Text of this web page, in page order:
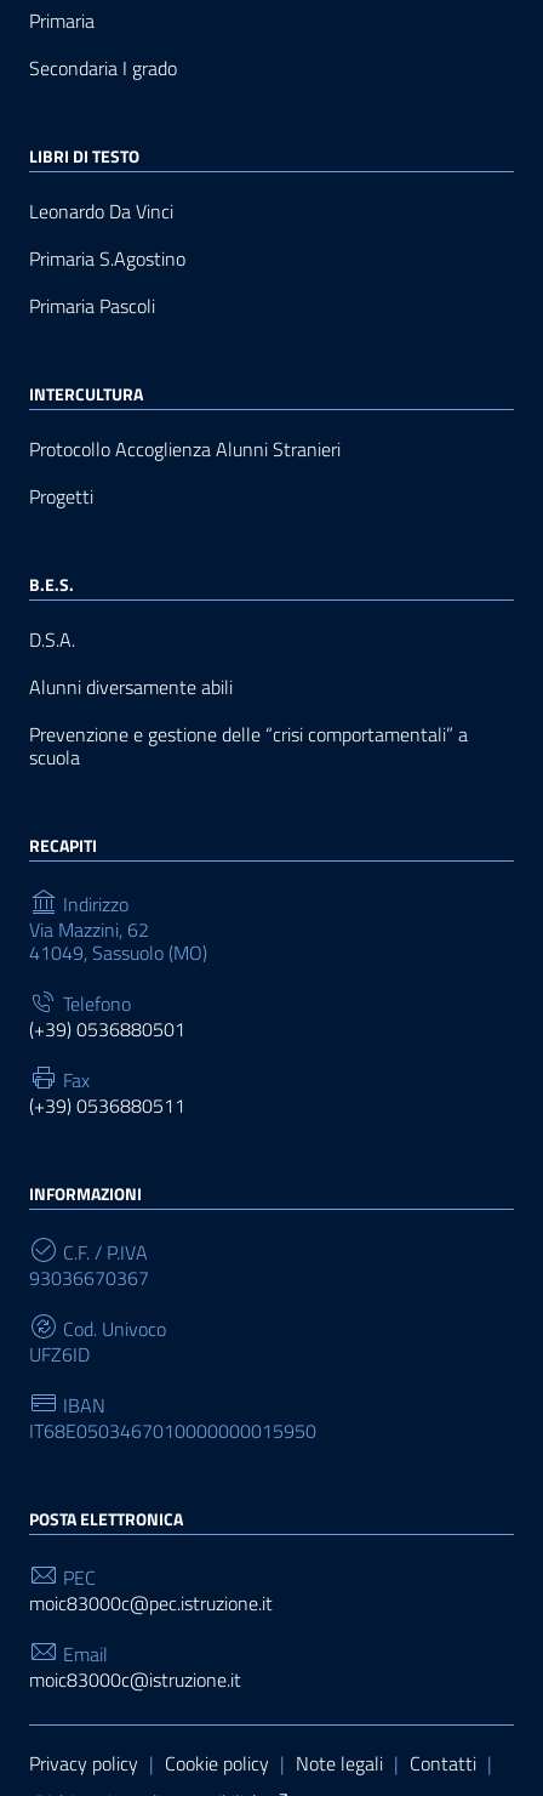
Primaria
Secondaria I grado
LIBRI DI TESTO
Leonardo Da Vinci
Primaria S.Agostino
Primaria Pascoli
INTERCULTURA
Protocollo Accoglienza Alunni Stranieri
Progetti
B.E.S.
D.S.A.
Alunni diversamente abili
Prevenzione e gestione delle “crisi comportamentali” a
scuola
RECAPITI
Indirizzo
Via Mazzini, 62
41049, Sassuolo (MO)
Telefono
(+39) 0536880501
Fax
(+39) 0536880511
INFORMAZIONI
C.F. / P.IVA
93036670367
Cod. Univoco
UFZ6ID
IBAN
IT68E0503467010000000015950
POSTA ELETTRONICA
PEC
moic83000c@pec.istruzione.it
Email
moic83000c@istruzione.it
Sezione Link Utili
Privacy policy | Cookie policy | Note legali | Contatti |